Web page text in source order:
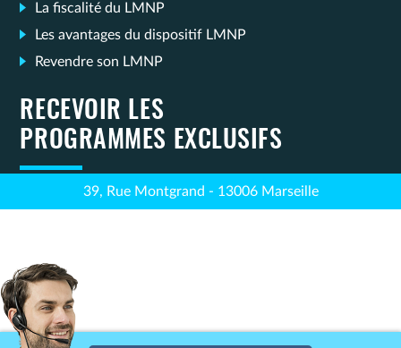
La fiscalité du LMNP
Les avantages du dispositif LMNP
Revendre son LMNP
RECEVOIR LES
PROGRAMMES EXCLUSIFS
39, Rue Montgrand - 13006 Marseille